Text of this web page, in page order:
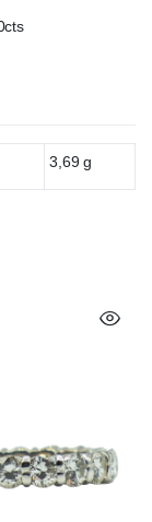
3,69 g